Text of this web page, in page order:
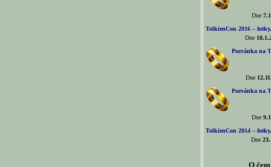
Dne
TolkienCon 2016 –
Dne
Pozvánka na
Dne
Pozvánka na
Dne
TolkienCon 2014 –
Dne
O